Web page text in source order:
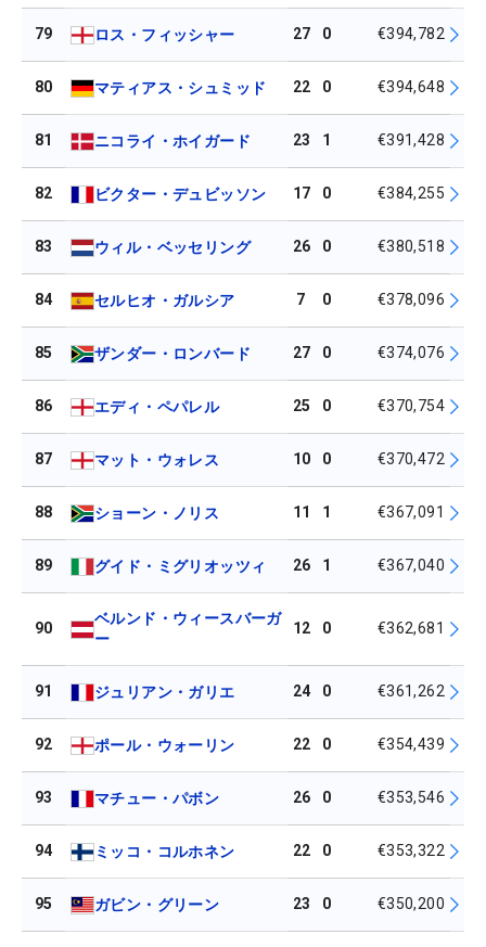
79 ロス・フィッシャー 27 0 €394,782
80 マティアス・シュミッド 22 0 €394,648
81 ニコライ・ホイガード 23 1 €391,428
82 ビクター・デュビッソン 17 0 €384,255
83 ウィル・ベッセリング 26 0 €380,518
84 セルヒオ・ガルシア 7 0 €378,096
85 ザンダー・ロンバード 27 0 €374,076
86 エディ・ペパレル 25 0 €370,754
87 マット・ウォレス 10 0 €370,472
88 ショーン・ノリス 11 1 €367,091
89 グイド・ミグリオッツィ 26 1 €367,040
90
ベルンド・ウィースバーガ
ー
12 0 €362,681
91 ジュリアン・ガリエ 24 0 €361,262
92 ポール・ウォーリン 22 0 €354,439
93 マチュー・パボン 26 0 €353,546
94 ミッコ・コルホネン 22 0 €353,322
95 ガビン・グリーン 23 0 €350,200